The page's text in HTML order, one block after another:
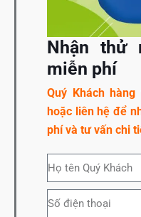
Nhận thử
miễn phí
Quý Khách
hoặc liên hệ để
phí và tư vấn chi